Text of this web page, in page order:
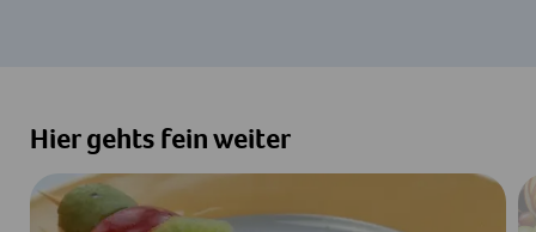
Hier gehts fein weiter